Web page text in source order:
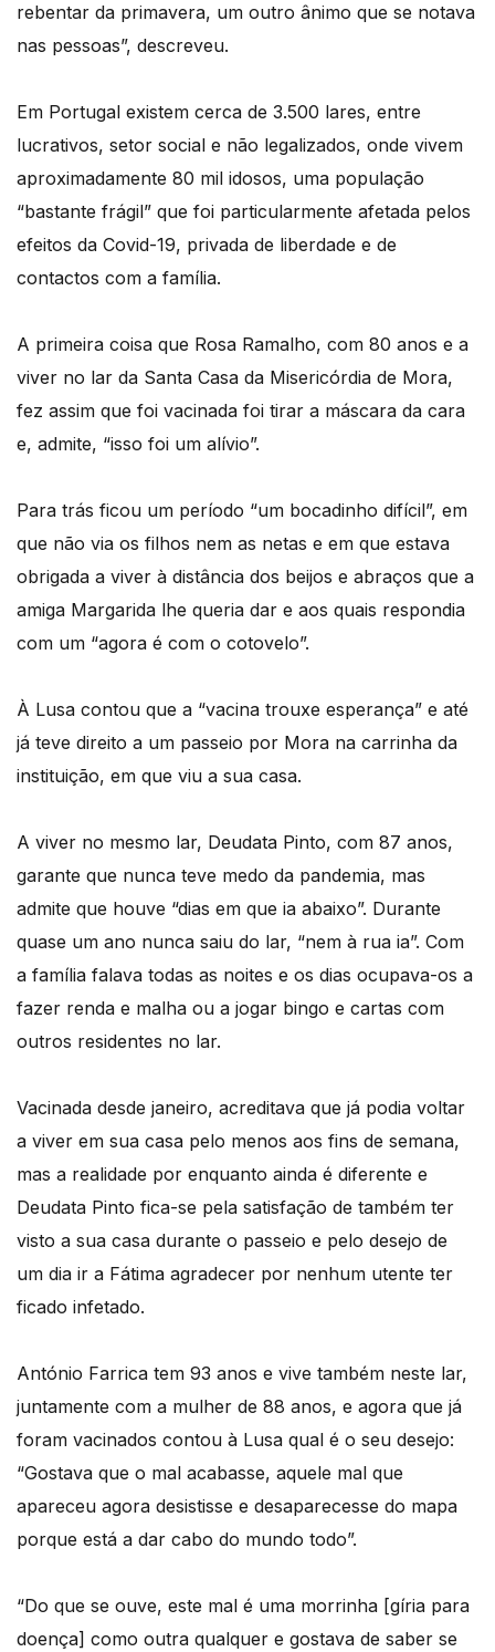
rebentar da primavera, um outro ânimo que se notava
nas pessoas”, descreveu.
Em Portugal existem cerca de 3.500 lares, entre
lucrativos, setor social e não legalizados, onde vivem
aproximadamente 80 mil idosos, uma população
“bastante frágil” que foi particularmente afetada pelos
efeitos da Covid-19, privada de liberdade e de
contactos com a família.
A primeira coisa que Rosa Ramalho, com 80 anos e a
viver no lar da Santa Casa da Misericórdia de Mora,
fez assim que foi vacinada foi tirar a máscara da cara
e, admite, “isso foi um alívio”.
Para trás ficou um período “um bocadinho difícil”, em
que não via os filhos nem as netas e em que estava
obrigada a viver à distância dos beijos e abraços que a
amiga Margarida lhe queria dar e aos quais respondia
com um “agora é com o cotovelo”.
À Lusa contou que a “vacina trouxe esperança” e até
já teve direito a um passeio por Mora na carrinha da
instituição, em que viu a sua casa.
A viver no mesmo lar, Deudata Pinto, com 87 anos,
garante que nunca teve medo da pandemia, mas
admite que houve “dias em que ia abaixo”. Durante
quase um ano nunca saiu do lar, “nem à rua ia”. Com
a família falava todas as noites e os dias ocupava-os a
fazer renda e malha ou a jogar bingo e cartas com
outros residentes no lar.
Vacinada desde janeiro, acreditava que já podia voltar
a viver em sua casa pelo menos aos fins de semana,
mas a realidade por enquanto ainda é diferente e
Deudata Pinto fica-se pela satisfação de também ter
visto a sua casa durante o passeio e pelo desejo de
um dia ir a Fátima agradecer por nenhum utente ter
ficado infetado.
António Farrica tem 93 anos e vive também neste lar,
juntamente com a mulher de 88 anos, e agora que já
foram vacinados contou à Lusa qual é o seu desejo:
“Gostava que o mal acabasse, aquele mal que
apareceu agora desistisse e desaparecesse do mapa
porque está a dar cabo do mundo todo”.
“Do que se ouve, este mal é uma morrinha [gíria para
doença] como outra qualquer e gostava de saber se